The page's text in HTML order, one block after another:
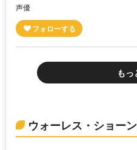
声優
もっ
ウォーレス・ショー